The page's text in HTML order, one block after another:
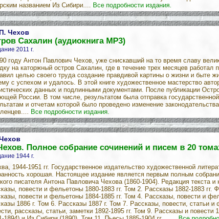
названием Из Сибири.... Все подробности издания.
Чехов
Сахалин (аудиокнига MP3)
2011 г.
году Антон Павлович Чехов, уже снискавший на то время славу
на каторжный остров Сахалин, где в течение трех месяцев работал
целью своего труда создание правдивой картины о жизни и быте
с успехом и удалось. В этой книге художественное мастерство
данных и подлинными документами. После публикации
России. В том числе, результатом была отправка
и отчетам которой было проведено изменение
Все подробности издания.
Полное собрание сочинений и писем в 20
1944 г.
1944-1951 гг. Государственное издательство художественной
хорошая. Настоящее издание является первым полным
писателя Антона Павловича Чехова (1860-1904). Редакция текста
повести и фельетоны 1880-1883 гг. Том 2. Рассказы 1882-1883 гг.
повести и фельетоны 1884-1885 гг. Том 4. Рассказы, повести и
1886 г. Том 6. Рассказы 1887 г. Том 7. Рассказы, повести, статьи и
рассказы, статьи, заметки 1892-1895 гг. Том 9. Рассказы и повести